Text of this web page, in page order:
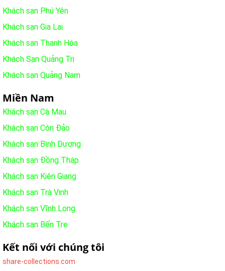
Khách sạn Phú Yên
Khách sạn Gia Lai
Khách sạn Thanh Hóa
Khách Sạn Quảng Trị
Khách sạn Quảng Nam
Miền Nam
Khách sạn Cà Mau
Khách sạn Côn Đảo
Khách sạn Bình Dương
Khách sạn Đồng Tháp
Khách sạn Kiên Giang
Khách sạn Trà Vinh
Khách sạn Vĩnh Long
Khách sạn Bến Tre
Kết nối với chúng tôi
share-collections.com